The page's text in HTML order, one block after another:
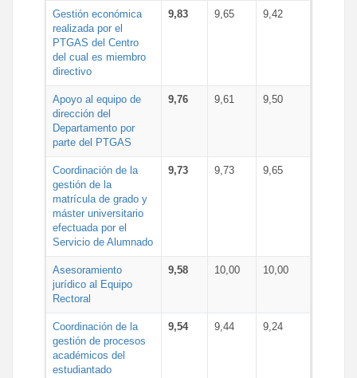
Gestión económica
realizada por el
PTGAS del Centro
del cual es miembro
directivo
9,83 9,65 9,42
Apoyo al equipo de
dirección del
Departamento por
parte del PTGAS
9,76 9,61 9,50
Coordinación de la
gestión de la
matrícula de grado y
máster universitario
efectuada por el
Servicio de Alumnado
9,73 9,73 9,65
Asesoramiento
jurídico al Equipo
Rectoral
9,58 10,00 10,00
Coordinación de la
gestión de procesos
académicos del
estudiantado
9,54 9,44 9,24